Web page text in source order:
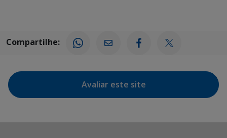
Compartilhe:
Avaliar este site